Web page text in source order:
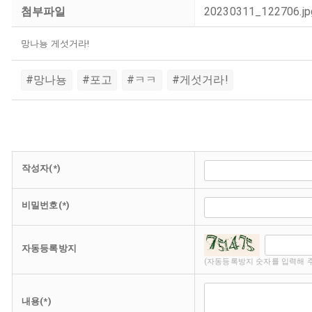
첨부파일
망나뇽 게섯거라!
#망나뇽 #포고 #ㅋㅋ #게섯거라!
작성자(*)
비밀번호(*)
자동등록방지
(자동등록방지 숫자를 입력해
내용(*)